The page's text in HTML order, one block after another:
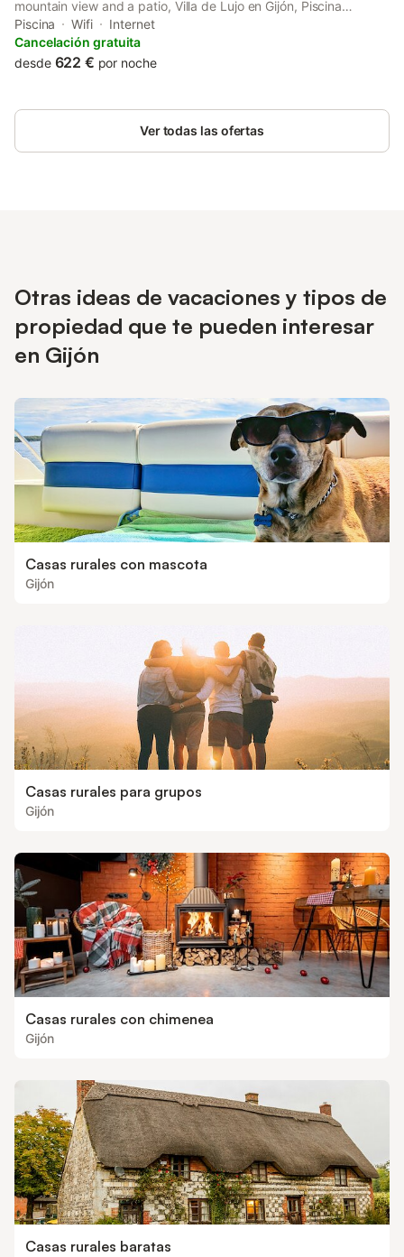
mountain view and a patio, Villa de Lujo en Gijón, Piscina
Climatizada, Bar is located in Gijón. This property offers access
to a terrace, free private parking and free WiFi.
Piscina Wifi
Internet
Cancelación gratuita
desde 622 € por noche
Ver todas las ofertas
Otras ideas de vacaciones y tipos de
propiedad que te pueden interesar
en Gijón
Casas rurales con mascota
Gijón
Casas rurales para grupos
Gijón
Casas rurales con chimenea
Gijón
Casas rurales baratas